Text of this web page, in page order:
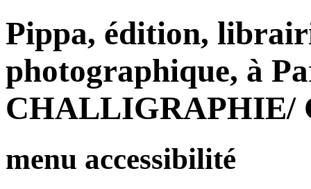
Pippa, édition,
photographique, à
CHALLIGRAPHIE/
menu accessibilité